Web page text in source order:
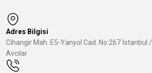
Adres Bilgisi
Cihangir Mah. E5-Yanyol Cad. No:267 İstanbul /
Avcılar